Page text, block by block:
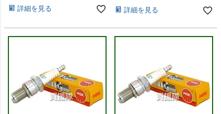
詳細を見る 詳細を見る